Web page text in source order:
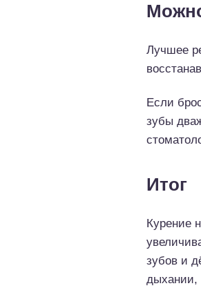
Лучшее
Если
зубы
Итог
Курение
зубов и
дыхании,